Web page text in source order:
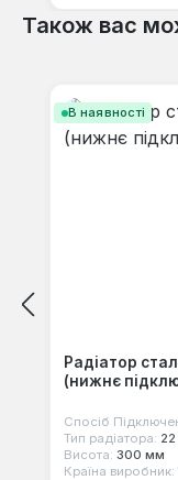
Також вас
В наявності
Радіатор
(нижнє
Спосіб
Тип радіатора: 22
Висота: 300 мм
Країна виробник: